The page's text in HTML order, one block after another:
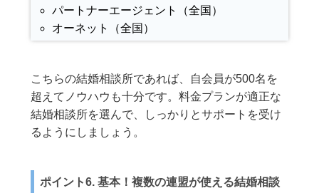
パートナーエージェント（全国）
オーネット（全国）
こちらの結婚相談所であれば、自会員が500名を
超えてノウハウも十分です。料金プランが適正な
結婚相談所を選んで、しっかりとサポートを受け
るようにしましょう。
ポイント6. 基本！複数の連盟が使える結婚相談